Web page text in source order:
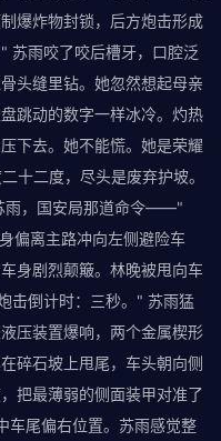
爆炸物封锁，后方炮击形成
苏雨咬了咬后槽牙，口腔泛
头缝里钻。她忽然想起母亲
跳动的数字一样冰冷。灼热
下去。她不能慌。她是荣耀
十二度，尽头是废弃护坡。
雨，国安局那道命令——"
偏离主路冲向左侧避险车
身剧烈颠簸。林晚被甩向车
击倒计时：三秒。" 苏雨猛
压装置爆响，两个金属楔形
碎石坡上甩尾，车头朝向侧
把最薄弱的侧面装甲对准了
车尾偏右位置。苏雨感觉整